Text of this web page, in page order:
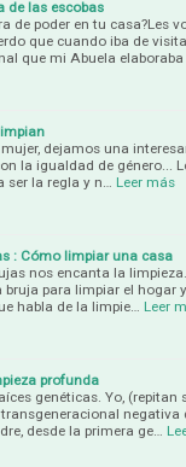
de las escobas
de poder en tu casa?Les
que cuando iba de
que mi Abuela elaboraba
dejamos una
la igualdad de género...
ser la regla y n…
Leer más
: Cómo limpiar una casa
nos encanta la
bruja para limpiar el hogar
habla de la limpie…
Leer
profunda
genéticas. Yo,
desde la primera ge…